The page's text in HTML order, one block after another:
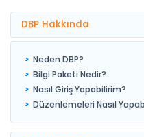
DBP Hakkında
Neden DBP?
Bilgi Paketi Nedir?
Nasıl Giriş Yapabilirim?
Düzenlemeleri Nasıl